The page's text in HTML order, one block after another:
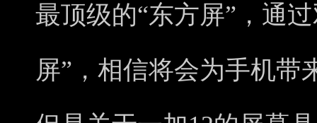
最顶级的“东方屏”，通
屏”，相信将会为手机带